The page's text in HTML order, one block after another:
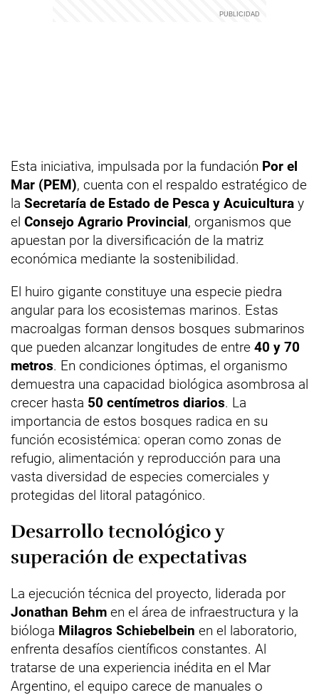
Esta iniciativa, impulsada por la fundación Por el
Mar (PEM), cuenta con el respaldo estratégico de
la Secretaría de Estado de Pesca y Acuicultura y
el Consejo Agrario Provincial, organismos que
apuestan por la diversificación de la matriz
económica mediante la sostenibilidad.
El huiro gigante constituye una especie piedra
angular para los ecosistemas marinos. Estas
macroalgas forman densos bosques submarinos
que pueden alcanzar longitudes de entre 40 y 70
metros. En condiciones óptimas, el organismo
demuestra una capacidad biológica asombrosa al
crecer hasta 50 centímetros diarios. La
importancia de estos bosques radica en su
función ecosistémica: operan como zonas de
refugio, alimentación y reproducción para una
vasta diversidad de especies comerciales y
protegidas del litoral patagónico.
Desarrollo tecnológico y
superación de expectativas
La ejecución técnica del proyecto, liderada por
Jonathan Behm en el área de infraestructura y la
bióloga Milagros Schiebelbein en el laboratorio,
enfrenta desafíos científicos constantes. Al
tratarse de una experiencia inédita en el Mar
Argentino, el equipo carece de manuales o